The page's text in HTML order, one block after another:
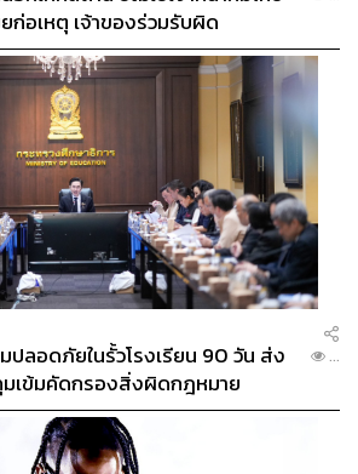
ก่อเหตุ เจ้าของร่วมรับผิด
ปลอดภัยในรั้วโรงเรียน 90 วัน ส่ง
เข้มคัดกรองสิ่งผิดกฎหมาย
...